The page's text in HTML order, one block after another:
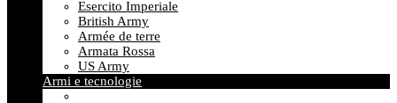
Esercito Imperiale
British Army
Armée de terre
Armata Rossa
US Army
Armi e tecnologie